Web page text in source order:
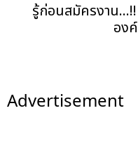
รู้ก่อนสมัครงาน
อง
Advertisement